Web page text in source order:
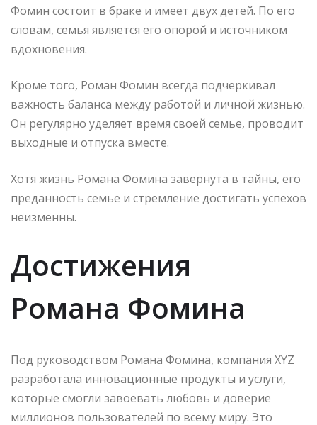
Фомин состоит в браке и имеет двух детей. По его
словам, семья является его опорой и источником
вдохновения.
Кроме того, Роман Фомин всегда подчеркивал
важность баланса между работой и личной жизнью.
Он регулярно уделяет время своей семье, проводит
выходные и отпуска вместе.
Хотя жизнь Романа Фомина завернута в тайны, его
преданность семье и стремление достигать успехов
неизменны.
Достижения
Романа Фомина
Под руководством Романа Фомина, компания XYZ
разработала инновационные продукты и услуги,
которые смогли завоевать любовь и доверие
миллионов пользователей по всему миру. Это